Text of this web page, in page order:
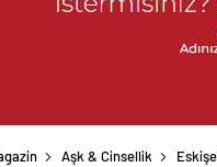
Aşk & Cinsellik